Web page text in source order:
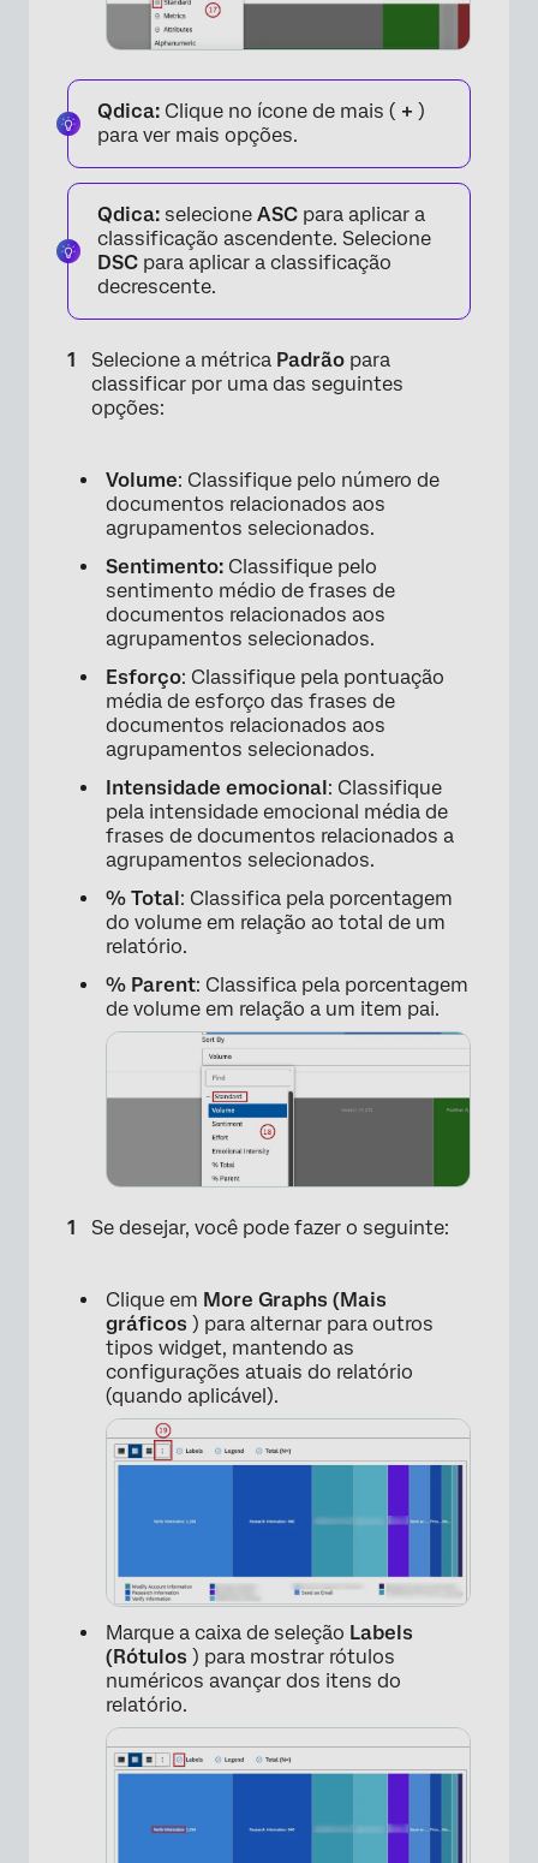
×
Qdica: Clique no ícone de mais ( + )
para ver mais opções.
Qdica: selecione ASC para aplicar a
classificação ascendente. Selecione
DSC para aplicar a classificação
decrescente.
Selecione a métrica Padrão para
classificar por uma das seguintes
opções:
Volume: Classifique pelo número de
documentos relacionados aos
agrupamentos selecionados.
Sentimento: Classifique pelo
sentimento médio de frases de
documentos relacionados aos
agrupamentos selecionados.
Esforço: Classifique pela pontuação
média de esforço das frases de
documentos relacionados aos
agrupamentos selecionados.
Intensidade emocional: Classifique
pela intensidade emocional média de
frases de documentos relacionados a
agrupamentos selecionados.
% Total: Classifica pela porcentagem
do volume em relação ao total de um
relatório.
% Parent: Classifica pela porcentagem
de volume em relação a um item pai.
Se desejar, você pode fazer o seguinte:
Clique em More Graphs (Mais
gráficos ) para alternar para outros
tipos widget, mantendo as
configurações atuais do relatório
(quando aplicável).
Marque a caixa de seleção Labels
(Rótulos ) para mostrar rótulos
numéricos avançar dos itens do
relatório.